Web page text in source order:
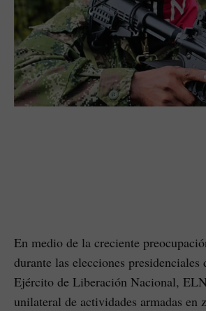
En medio de la creciente
durante las elecciones
Ejército de Liberación Nacional,
unilateral de actividades armadas en